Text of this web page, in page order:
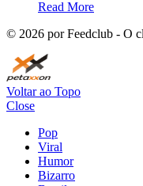
Read More
© 2026 por Feedclub - O
Voltar ao Topo
Close
Pop
Viral
Humor
Bizarro